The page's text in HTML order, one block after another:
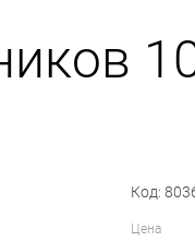
Код:
Цена